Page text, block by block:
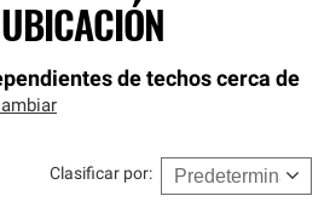
de techos cerca de
Clasificar por: